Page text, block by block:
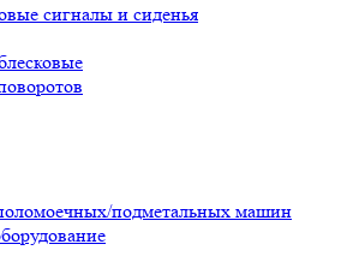
сигналы и сиденья
подметальных машин